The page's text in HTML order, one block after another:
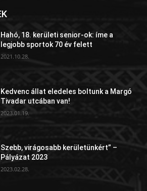
Hahó, 18. kerületi senior-ok: íme a
legjobb sportok 70 év felett
2021.10.28.
Kedvenc állat eledeles boltunk a Margó
Tivadar utcában van!
2023.01.19.
Szebb, virágosabb kerületünkért” –
Pályázat 2023
2023.02.28.